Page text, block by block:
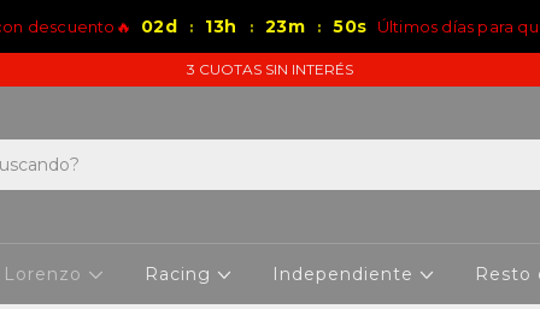
descuento🔥 02d : 13h : 23m : 50s Últimos días para
3 CUOTAS SIN INTERÉS
Lorenzo Racing Independiente Resto